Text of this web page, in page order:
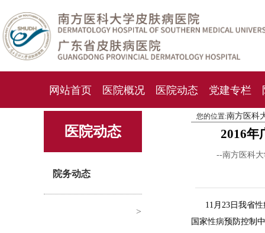
网站首页 医院概况 医院动态 党建专栏
化妆品检测中心 就诊指南 人才
医院动态
院务动态
>
您的位置:南方医科
2016年
--南方医科
11月23日我省性
国家性病预防控制